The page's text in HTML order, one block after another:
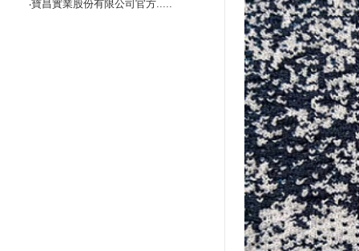
‧寶昌實業股份有限公司官方.....